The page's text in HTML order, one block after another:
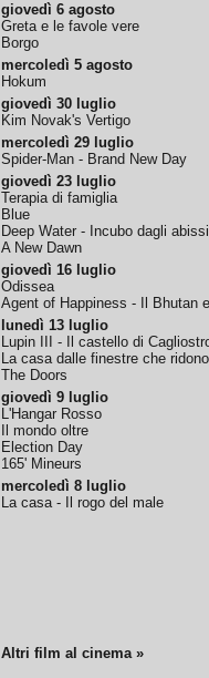
giovedì 6 agosto
Greta e le favole vere
Borgo
mercoledì 5 agosto
Hokum
giovedì 30 luglio
Kim Novak's Vertigo
mercoledì 29 luglio
Spider-Man - Brand New Day
giovedì 23 luglio
Terapia di famiglia
Blue
Deep Water - Incubo dagli abissi
A New Dawn
giovedì 16 luglio
Odissea
Agent of Happiness - Il Bhutan
lunedì 13 luglio
Lupin III - Il castello di
La casa dalle finestre che ridono
The Doors
giovedì 9 luglio
L'Hangar Rosso
Il mondo oltre
Election Day
165' Mineurs
mercoledì 8 luglio
La casa - Il rogo del male
Altri film al cinema »